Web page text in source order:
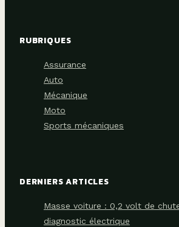
RUBRIQUES
Assurance
Auto
Mécanique
Moto
Sports mécaniques
DERNIERS ARTICLES
Masse voiture : 0,2 volt de
diagnostic électrique